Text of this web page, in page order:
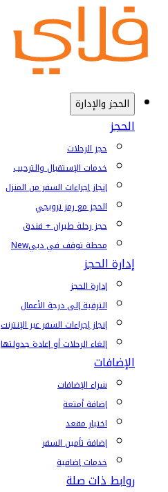
الحجز والإدارة
الحجز
حجز الرحلات
خدمات الإستقبال والترحيب
إنجاز إجراءات السفر من المنزل
الحجز مع رمز ترويجي
حجز رحلة طيران + فندق
محطة توقف في دبيNew
إدارة الحجز
إدارة الحجز
الترقية إلى درجة الأعمال
إنجاز إجراءات السفر عبر الإنترنت
إلغاء الرحلات أو إعادة جدولتها
الإضافات
شراء الإضافات
إضافة أمتعة
اختيار مقعد
إضافة تأمين السفر
خدمات إضافية
روابط ذات صلة